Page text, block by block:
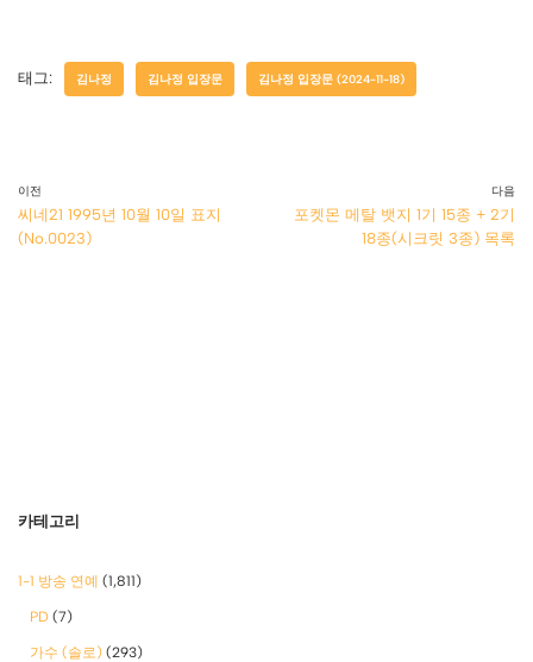
태그: 김나정 김나정 입장문 김나정 입장문 (2024-11-18)
이전
씨네21 1995년 10월 10일 표지
(No.0023)
다음
포켓몬 메탈 뱃지 1기 15종 + 2기
18종(시크릿 3종) 목록
카테고리
1-1 방송 연예 (1,811)
PD (7)
가수 (솔로) (293)